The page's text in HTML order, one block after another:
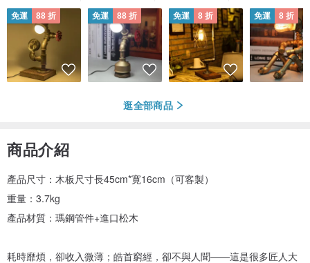
免運 88 折 免運 88 折 免運 8 折 免運 8 折
逛全部商品
商品介紹
產品尺寸：木板尺寸長45cm*寛16cm（可客製）
重量：3.7kg
產品材質：瑪鋼管件+進口松木
耗時靡煩，卻收入微薄；皓首窮經，卻不與人聞——這是很多匠人大